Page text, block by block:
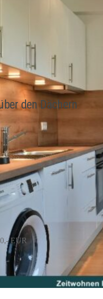
den Dächern
EUR